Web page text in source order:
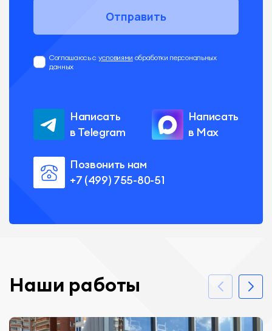
Отправить
Соглашаюсь с условиями обработки персональных
данных
Написать
в Telegram
Написать
в Max
Позвонить нам
+7 (499) 755-80-51
Наши работы